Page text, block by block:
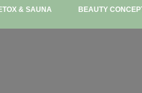
& SAUNA BEAUTY